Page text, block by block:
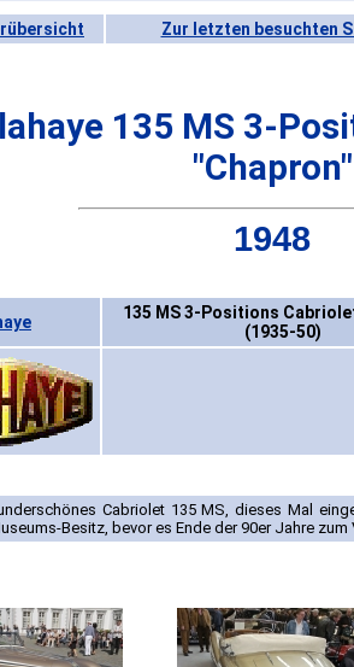
Zur letzten besuchten
135 MS 3-
"Chapron"
1948
135 MS 3-Positions
(1935-50)
Cabriolet 135 MS, dieses Mal
Besitz, bevor es Ende der 90er Jahre zum